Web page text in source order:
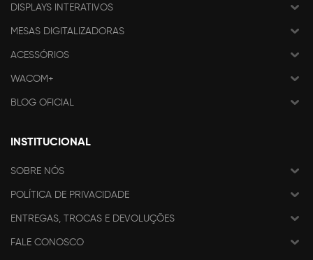
DISPLAYS INTERATIVOS
MESAS DIGITALIZADORAS
ACESSÓRIOS
WACOM+
BLOG OFICIAL
INSTITUCIONAL
SOBRE NÓS
POLÍTICA DE PRIVACIDADE
ENTREGAS, TROCAS E DEVOLUÇÕES
FALE CONOSCO